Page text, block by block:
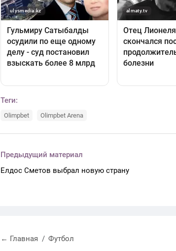
Теги:
Olimpbet Olimpbet Arena
Предыдущий материал
Елдос Сметов выбрал новую страну
← Главная Футбол